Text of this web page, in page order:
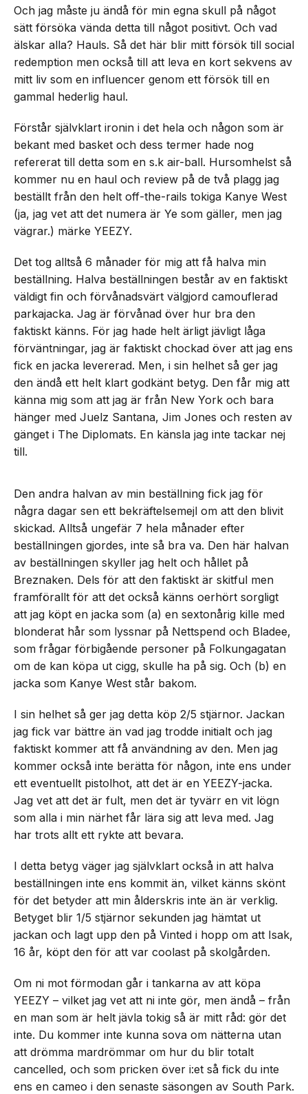
Och jag måste ju ändå för min egna skull på något
sätt försöka vända detta till något positivt. Och vad
älskar alla? Hauls. Så det här blir mitt försök till social
redemption men också till att leva en kort sekvens av
mitt liv som en influencer genom ett försök till en
gammal hederlig haul.
Förstår självklart ironin i det hela och någon som är
bekant med basket och dess termer hade nog
refererat till detta som en s.k air-ball. Hursomhelst så
kommer nu en haul och review på de två plagg jag
beställt från den helt off-the-rails tokiga Kanye West
(ja, jag vet att det numera är Ye som gäller, men jag
vägrar.) märke YEEZY.
Det tog alltså 6 månader för mig att få halva min
beställning. Halva beställningen består av en faktiskt
väldigt fin och förvånadsvärt välgjord camouflerad
parkajacka. Jag är förvånad över hur bra den
faktiskt känns. För jag hade helt ärligt jävligt låga
förväntningar, jag är faktiskt chockad över att jag ens
fick en jacka levererad. Men, i sin helhet så ger jag
den ändå ett helt klart godkänt betyg. Den får mig att
känna mig som att jag är från New York och bara
hänger med Juelz Santana, Jim Jones och resten av
gänget i The Diplomats. En känsla jag inte tackar nej
till.
Den andra halvan av min beställning fick jag för
några dagar sen ett bekräftelsemejl om att den blivit
skickad. Alltså ungefär 7 hela månader efter
beställningen gjordes, inte så bra va. Den här halvan
av beställningen skyller jag helt och hållet på
Breznaken. Dels för att den faktiskt är skitful men
framförallt för att det också känns oerhört sorgligt
att jag köpt en jacka som (a) en sextonårig kille med
blonderat hår som lyssnar på Nettspend och Bladee,
som frågar förbigående personer på Folkungagatan
om de kan köpa ut cigg, skulle ha på sig. Och (b) en
jacka som Kanye West står bakom.
I sin helhet så ger jag detta köp 2/5 stjärnor. Jackan
jag fick var bättre än vad jag trodde initialt och jag
faktiskt kommer att få användning av den. Men jag
kommer också inte berätta för någon, inte ens under
ett eventuellt pistolhot, att det är en YEEZY-jacka.
Jag vet att det är fult, men det är tyvärr en vit lögn
som alla i min närhet får lära sig att leva med. Jag
har trots allt ett rykte att bevara.
I detta betyg väger jag självklart också in att halva
beställningen inte ens kommit än, vilket känns skönt
för det betyder att min ålderskris inte än är verklig.
Betyget blir 1/5 stjärnor sekunden jag hämtat ut
jackan och lagt upp den på Vinted i hopp om att Isak,
16 år, köpt den för att var coolast på skolgården.
Om ni mot förmodan går i tankarna av att köpa
YEEZY – vilket jag vet att ni inte gör, men ändå – från
en man som är helt jävla tokig så är mitt råd: gör det
inte. Du kommer inte kunna sova om nätterna utan
att drömma mardrömmar om hur du blir totalt
cancelled, och som pricken över i:et så fick du inte
ens en cameo i den senaste säsongen av South Park.